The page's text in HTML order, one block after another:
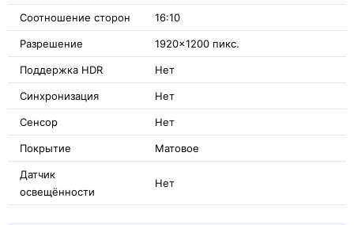
Соотношение сторон 16:10
Разрешение 1920x1200 пикс.
Поддержка HDR Нет
Синхронизация Нет
Сенсор Нет
Покрытие Матовое
Датчик
освещённости
Нет